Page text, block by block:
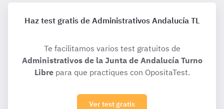
Haz test gratis de Administrativos Andalucía TL
Te facilitamos varios test gratuitos de
Administrativos de la Junta de Andalucía Turno
Librepara que practiques con OpositaTest.
Ver test gratis